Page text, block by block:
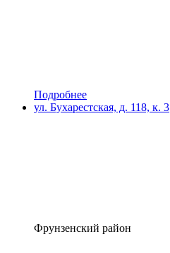
Подробнее
ул. Бухарестская, д. 118, к. 3
Фрунзенский район